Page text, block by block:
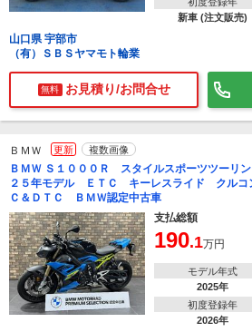
新車 (注文販売)
山口県 宇部市
（有）ＳＢＳヤマモト輪業
無料 お見積り/お問合せ
ＢＭＷ 更新 複数画像
ＢＭＷ Ｓ１０００Ｒ スタイルスポーツツーリ
２５年モデル ＥＴＣ キーレスライド クル
Ｃ＆ＤＴＣ ＢＭＷ認定中古車
支払総額
190.1万円
モデル年式
2025年
初度登録年
2026年